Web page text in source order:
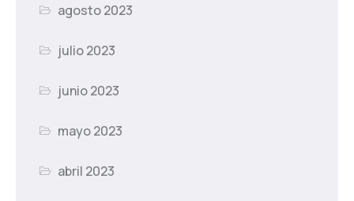
agosto 2023
julio 2023
junio 2023
mayo 2023
abril 2023